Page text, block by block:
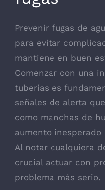
Prevenir fugas de
para evitar
mantiene en buen
Comenzar con una
tuberías es
señales de alerta
como manchas de
aumento inesperado
Al notar cualquiera
crucial actuar con
problema más serio.